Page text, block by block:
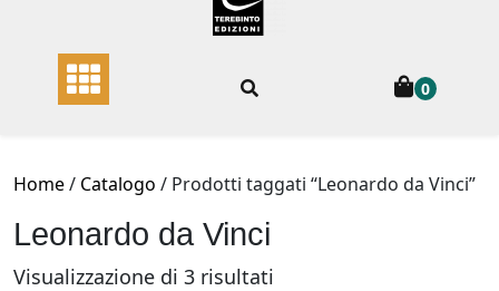
0
Home/ Catalogo / Prodotti taggati “Leonardo da Vinci”
Leonardo da Vinci
Visualizzazione di 3 risultati